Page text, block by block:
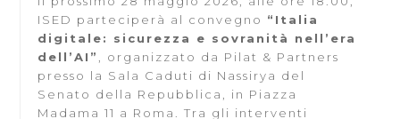
ISED parteciperà al convegno “Italia
digitale: sicurezza e sovranità nell’era
dell’AI” , organizzato da Pilat & Partners
presso la Sala Caduti di Nassirya del
Senato della Repubblica, in Piazza
Madama 11 a Roma. Tra gli interventi